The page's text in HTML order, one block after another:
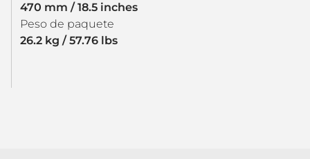
470 mm / 18.5 inches
Peso de paquete
26.2 kg / 57.76 lbs